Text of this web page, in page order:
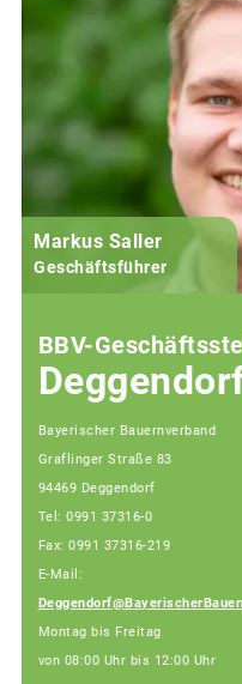
Markus Saller
Geschäftsführer
BBV-
Bayerischer Bauernverband
Graflinger Straße 83
94469 Deggendorf
Tel: 0991 37316-0
Fax: 0991 37316-219
E-Mail:
Montag bis Freitag
von 08:00 Uhr bis 12:00 Uhr